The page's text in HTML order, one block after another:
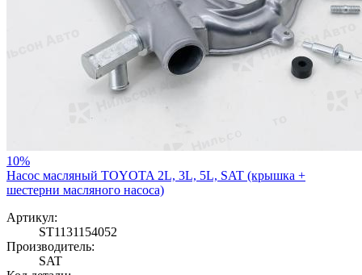
10%
Насос масляный TOYOTA 2L, 3L, 5L, SAT (крышка +
шестерни масляного насоса)
Артикул:
ST1131154052
Производитель:
SAT